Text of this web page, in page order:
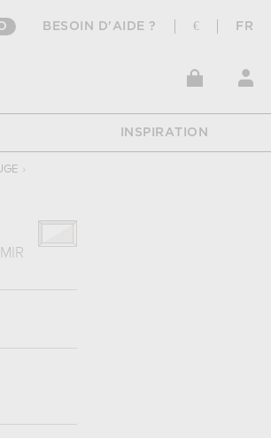
BESOIN D'AIDE ? € FR
INSPIRATION
›